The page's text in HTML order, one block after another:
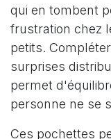
qui en tombent
frustration chez
petits.
surprises
permet
personne ne se
Ces pochettes